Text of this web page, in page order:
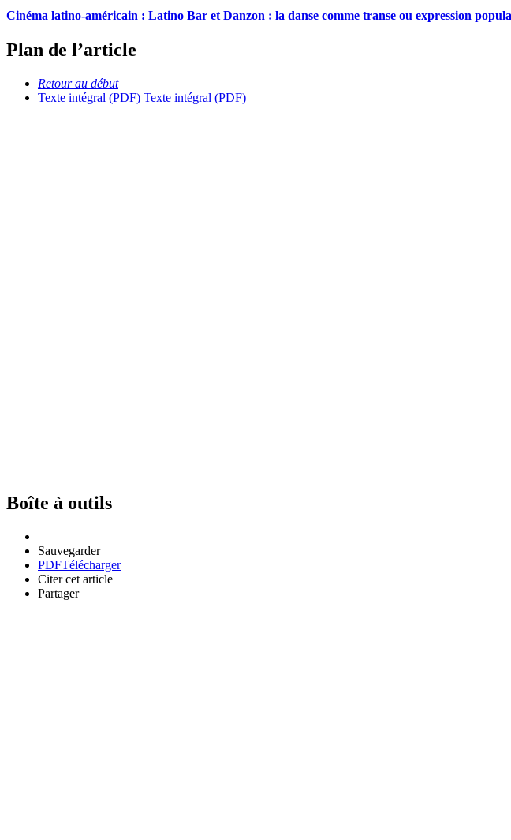
Cinéma latino-américain : Latino Bar et Danzon : la danse comme transe ou expression
Plan de l’article
Retour au début
Texte intégral (PDF) Texte intégral (PDF)
Boîte à outils
Sauvegarder
PDFTélécharger
Citer cet article
Partager